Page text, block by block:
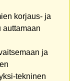
korjaus- ja
auttamaan
ja
tekninen